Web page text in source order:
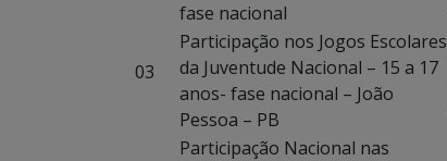
fase nacional
03
Participação nos Jogos Escolares
da Juventude Nacional – 15 a 17
anos- fase nacional – João
Pessoa – PB
Participação Nacional nas